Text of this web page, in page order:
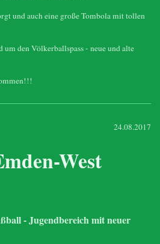
und auch eine große Tombola mit tollen
um den Völkerballspass - neue und alte
24.08.2017
West
- Jugendbereich mit neuer